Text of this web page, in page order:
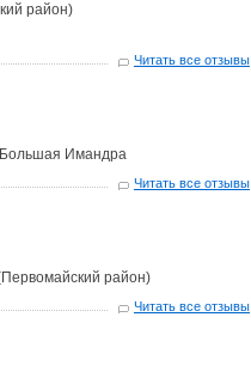
район)
Читать все отзывы
Большая Имандра
Читать все отзывы
район)
Читать все отзывы